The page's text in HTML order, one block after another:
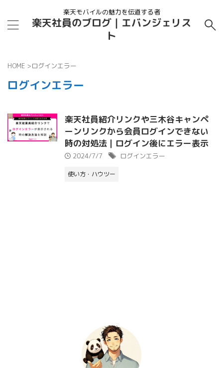
楽天モバイルの魅力を伝道する者
楽天社員のブログ｜エバンジェリス
ト
HOME >ログインエラー
ログインエラー
楽天社員紹介リンクや三木谷キャンペ
ーンリンクから会員ログインできない
時の対処法｜ログイン後にエラー表示
2024/7/7 ログインエラー
使い方・ハウツー